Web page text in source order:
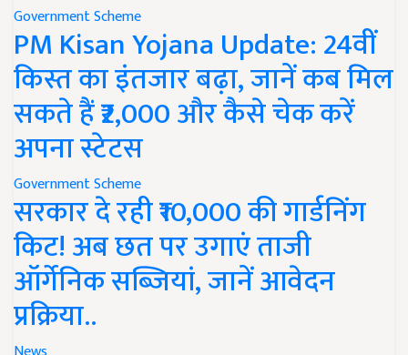
Government Scheme
PM Kisan Yojana Update: 24वीं
किस्त का इंतजार बढ़ा, जानें कब मिल
सकते हैं ₹2,000 और कैसे चेक करें
अपना स्टेटस
Government Scheme
सरकार दे रही ₹10,000 की गार्डनिंग
किट! अब छत पर उगाएं ताजी
ऑर्गेनिक सब्जियां, जानें आवेदन
प्रक्रिया..